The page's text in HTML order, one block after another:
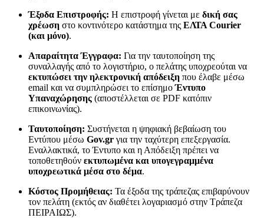
Έξοδα Επιστροφής: Η επιστροφή γίνεται με δική σας
χρέωση στο κοντινότερο κατάστημα της ΕΛΤΑ Courier
(και μόνο).
Απαραίτητα Έγγραφα: Για την ταυτοποίηση της
συναλλαγής από το λογιστήριο, ο πελάτης υποχρεούται να
εκτυπώσει την ηλεκτρονική απόδειξη που έλαβε μέσω
email και να συμπληρώσει το επίσημοΈντυπο
Υπαναχώρησης (αποστέλλεται σε PDF κατόπιν
επικοινωνίας).
Ταυτοποίηση: Συστήνεται η ψηφιακή βεβαίωση του
Εντύπου μέσω Gov.gr για την ταχύτερη επεξεργασία.
Εναλλακτικά, το Έντυπο και η Απόδειξη πρέπει να
τοποθετηθούν εκτυπωμένα και υπογεγραμμένα
υποχρεωτικά μέσα στο δέμα.
Κόστος Προμήθειας: Τα έξοδα της τράπεζας επιβαρύνουν
τον πελάτη (εκτός αν διαθέτει λογαριασμό στην Τράπεζα
ΠΕΙΡΑΙΩΣ).